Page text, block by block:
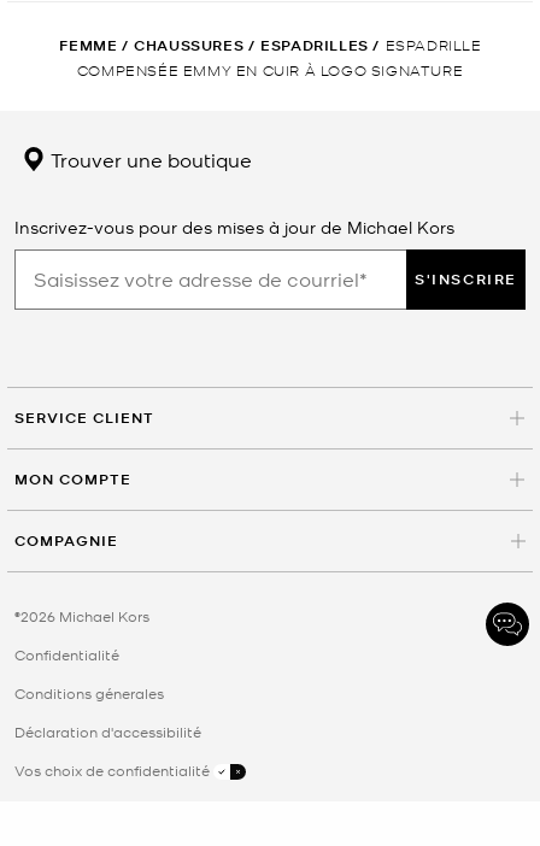
FEMME / CHAUSSURES / ESPADRILLES / ESPADRILLE
COMPENSÉE EMMY EN CUIR À LOGO SIGNATURE
Trouver une boutique
Inscrivez-vous pour des mises à jour de Michael Kors
S'INSCRIRE
SERVICE CLIENT
MON COMPTE
COMPAGNIE
©2026 Michael Kors
Confidentialité
Conditions génerales
Déclaration d'accessibilité
Vos choix de confidentialité